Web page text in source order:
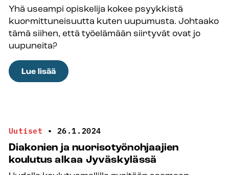
Yhä useampi opiskelija kokee psyykkistä
kuormittuneisuutta kuten uupumusta. Johtaako
tämä siihen, että työelämään siirtyvät ovat jo
uupuneita?
Lue lisää:
Ajoissa
vertaistuki
parantaisivat
opiskelijoiden
Uutiset • 26.1.2024
Diakonien ja nuorisotyönohjaajien
koulutus alkaa Jyväskylässä